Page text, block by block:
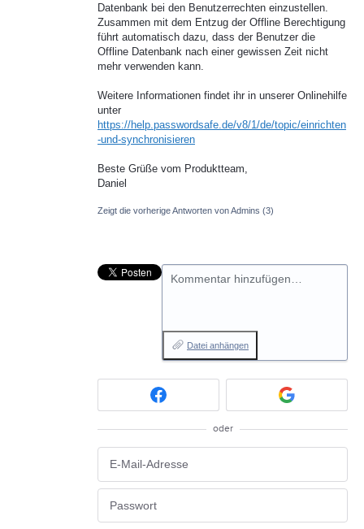
Datenbank bei den Benutzerrechten einzustellen.
Zusammen mit dem Entzug der Offline Berechtigung
führt automatisch dazu, dass der Benutzer die
Offline Datenbank nach einer gewissen Zeit nicht
mehr verwenden kann.
Weitere Informationen findet ihr in unserer Onlinehilfe
unter
https://help.passwordsafe.de/v8/1/de/topic/einrichten
-und-synchronisieren
Beste Grüße vom Produktteam,
Daniel
Zeigt die vorherige Antworten von Admins (3)
Kommentar hinzufügen…
Datei anhängen
oder